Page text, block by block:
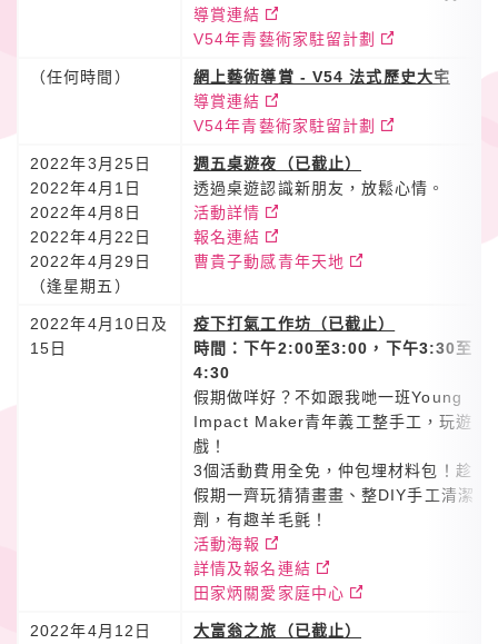
導賞連結
V54年青藝術家駐留計劃
（任何時間）
網上藝術導賞 - V54 法式歷史大宅
導賞連結
V54年青藝術家駐留計劃
2022年3月25日
2022年4月1日
2022年4月8日
2022年4月22日
2022年4月29日
（逢星期五）
週五桌遊夜（已截止）
透過桌遊認識新朋友，放鬆心情。
活動詳情
報名連結
曹貴子動感青年天地
2022年4月10日及
15日
疫下打氣工作坊（已截止）
時間：下午2:00至3:00，下午3:30至
4:30
假期做咩好？不如跟我哋一班Young
Impact Maker青年義工整手工，玩遊
戲！
3個活動費用全免，仲包埋材料包！趁
假期一齊玩猜猜畫畫、整DIY手工清潔
劑，有趣羊毛氈！
活動海報
詳情及報名連結
田家炳關愛家庭中心
2022年4月12日
大富翁之旅（已截止）